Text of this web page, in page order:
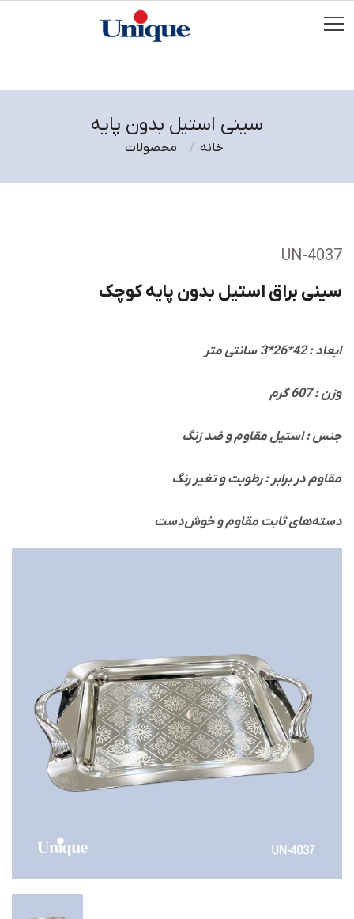
سینی استیل بدون پایه
محصولات خانه
UN-4037
سینی براق استیل بدون پایه کوچک
ابعاد : 42*26*3 سانتی متر
وزن : 607 گرم
جنس : استیل مقاوم و ضد زنگ
دسته‌های ثابت مقاوم و خوش‌دست